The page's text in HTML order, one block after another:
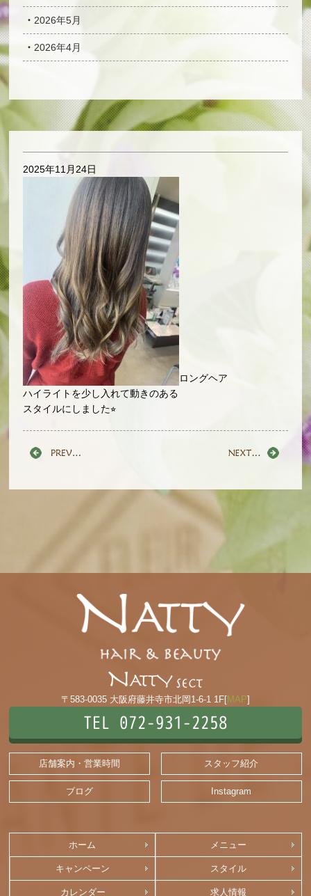
2026年5月
2026年4月
2025年11月24日
ロングヘア
ハイライトを少し入れて動きのある
スタイルにしました⭐︎
〒583-0035 大阪府藤井寺市北岡1-6-1 1F[MAP]
TEL 072-931-2258
店舗案内・営業時間 スタッフ紹介
ブログ Instagram
ホーム メニュー
キャンペーン スタイル
カレンダー 求人情報